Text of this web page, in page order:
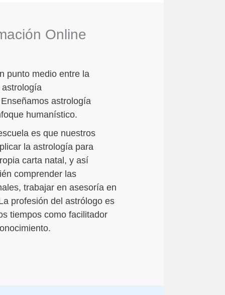
Online
punto medio entre la
astrología
humanístico.
es que nuestros
la astrología para
carta natal, y así
comprender las
trabajar en asesoría en
profesión del astrólogo es
tiempos como facilitador